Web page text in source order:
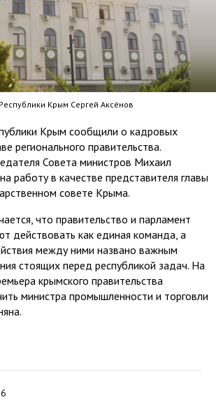
Крым Сергей Аксёнов
Крым сообщили о кадровых
регионального правительства.
Совета министров Михаил
работу в качестве представителя главы
совете Крыма.
что правительство и парламент
действовать как единая команда, а
между ними названо важным
стоящих перед республикой задач. На
крымского правительства
министра промышленности и торговли